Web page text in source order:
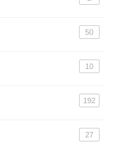
50
10
192
27